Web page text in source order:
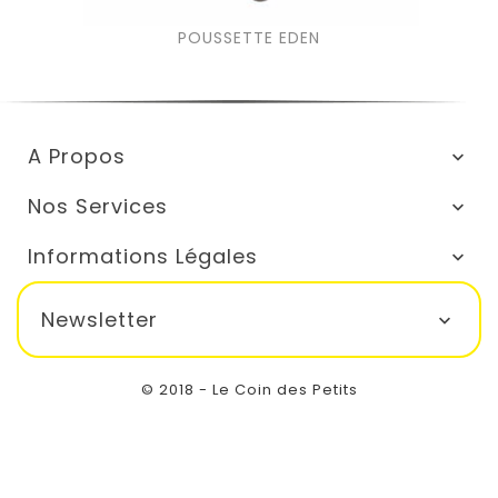
POUSSETTE EDEN
A Propos 
Nos Services 
Informations Légales 
Newsletter 
© 2018 - Le Coin des Petits